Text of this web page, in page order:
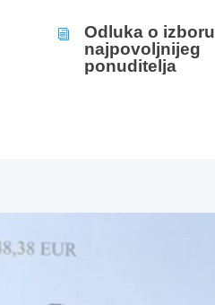
i
Odluka o izboru
najpovoljnijeg
ponuditelja